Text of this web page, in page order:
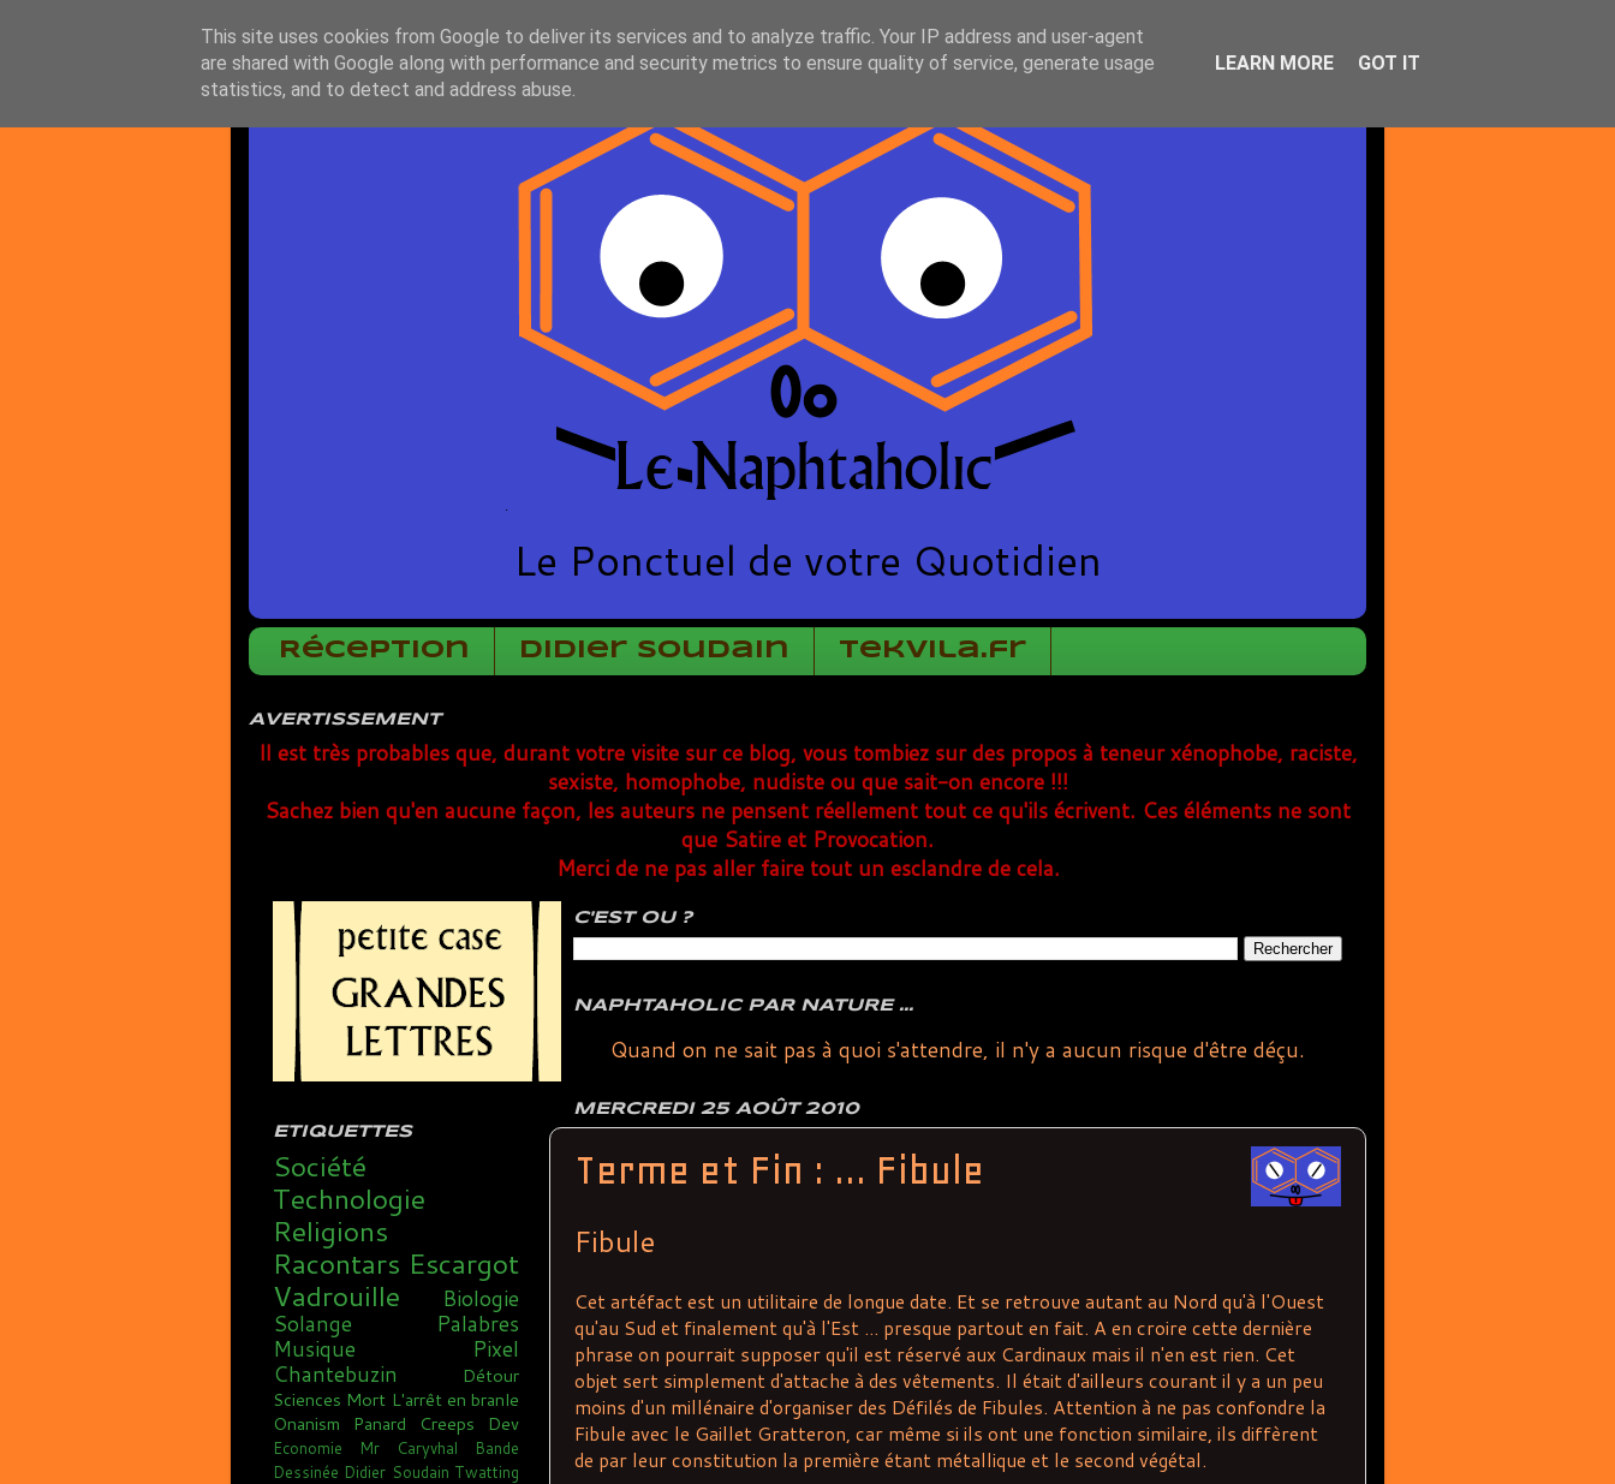
Le Ponctuel de votre Quotidien
Réception Didier Soudain TekVila.fr
AVERTISSEMENT
Il est très probables que, durant votre visite sur ce blog, vous tombiez sur des propos à teneur xénophobe, raciste,
sexiste, homophobe, nudiste ou que sait-on encore !!!
Sachez bien qu'en aucune façon, les auteurs ne pensent réellement tout ce qu'ils écrivent. Ces éléments ne sont
que Satire et Provocation.
Merci de ne pas aller faire tout un esclandre de cela.
C'EST OU ?
NAPHTAHOLIC PAR NATURE ...
Quand on ne sait pas à quoi s'attendre, il n'y a aucun risque d'être déçu.
MERCREDI 25 AOÛT 2010
Terme et Fin : ... Fibule
Fibule
Cet artéfact est un utilitaire de longue date. Et se retrouve autant au Nord qu'à l'Ouest
qu'au Sud et finalement qu'à l'Est ... presque partout en fait. A en croire cette dernière
phrase on pourrait supposer qu'il est réservé aux Cardinaux mais il n'en est rien. Cet
objet sert simplement d'attache à des vêtements. Il était d'ailleurs courant il y a un peu
moins d'un millénaire d'organiser des Défilés de Fibules. Attention à ne pas confondre la
Fibule avec le Gaillet Gratteron, car même si ils ont une fonction similaire, ils diffèrent
de par leur constitution la première étant métallique et le second végétal.
ETIQUETTES
Société
Technologie
Religions
Racontars Escargot
Vadrouille
Biologie
Solange
Palabres
Musique
Pixel
Chantebuzin
Détour
Sciences Mort L'arrêt en branle
Onanism
Panard Creeps Dev
Economie Mr Caryvhal
Bande
Dessinée Didier Soudain Twatting
This site uses cookies from Google to deliver its services and to analyze traffic. Your IP address and user-agent
are shared with Google along with performance and security metrics to ensure quality of service, generate usage
statistics, and to detect and address abuse.
LEARN MORE GOT IT